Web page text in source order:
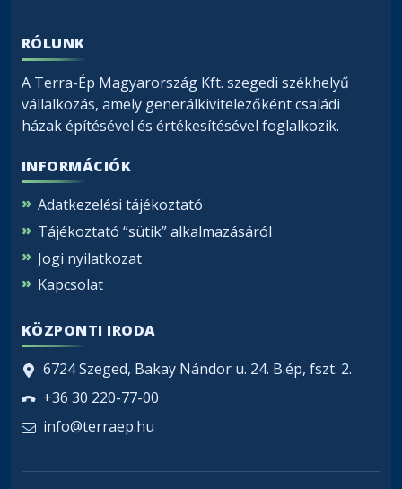
RÓLUNK
A Terra-Ép Magyarország Kft. szegedi székhelyű
vállalkozás, amely generálkivitelezőként családi
házak építésével és értékesítésével foglalkozik.
INFORMÁCIÓK
Adatkezelési tájékoztató
Tájékoztató “sütik” alkalmazásáról
Jogi nyilatkozat
Kapcsolat
KÖZPONTI IRODA
6724 Szeged, Bakay Nándor u. 24. B.ép, fszt. 2.
+36 30 220-77-00
info@terraep.hu